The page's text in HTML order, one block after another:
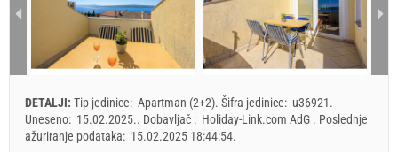
121.43 EUR 71.43 EUR
78.57 EUR
min. Noćenja
7 7 4
4
dolazak
Svaki dan Svaki dan Svaki dan Svaki dan
Prikazana cena je po jedinici za definisan broj osoba.
Ponude:
9
10 13 14
15
16
18 19 20 21
22
30
31
DETALJI: Tip jedinice: Apartman (2+2). Šifra jedinice: u36921.
Uneseno: 15.02.2025.. Dobavljač : Holiday-Link.com AdG . Poslednje
ažuriranje podataka: 15.02.2025 18:44:54.